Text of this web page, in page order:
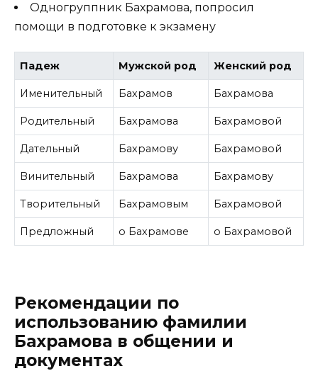
Одногруппник Бахрамова, попросил
помощи в подготовке к экзамену
Падеж Мужской род Женский род
Именительный Бахрамов Бахрамова
Родительный Бахрамова Бахрамовой
Дательный Бахрамову Бахрамовой
Винительный Бахрамова Бахрамову
Творительный Бахрамовым Бахрамовой
Предложный о Бахрамове о Бахрамовой
Рекомендации по
использованию фамилии
Бахрамова в общении и
документах